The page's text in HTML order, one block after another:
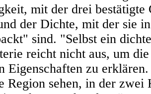
mit der drei bestätigte
der Dichte, mit der sie
sind. "Selbst ein
reicht nicht aus, um
Eigenschaften zu
Region sehen, in der zwei